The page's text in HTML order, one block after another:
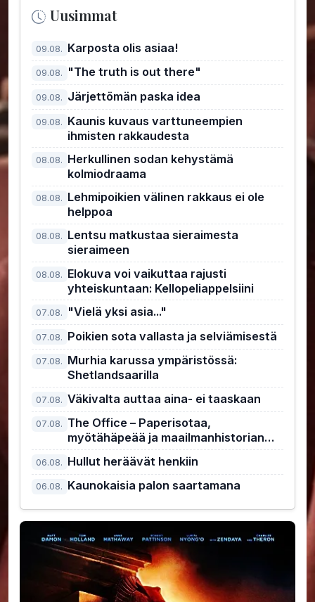
Uusimmat
09.08. Karposta olis asiaa!
09.08. "The truth is out there"
09.08. Järjettömän paska idea
09.08. Kaunis kuvaus varttuneempien
ihmisten rakkaudesta
08.08. Herkullinen sodan kehystämä
kolmiodraama
08.08. Lehmipoikien välinen rakkaus ei ole
helppoa
08.08. Lentsu matkustaa sieraimesta
sieraimeen
08.08. Elokuva voi vaikuttaa rajusti
yhteiskuntaan: Kellopeliappelsiini
07.08. "Vielä yksi asia..."
07.08. Poikien sota vallasta ja selviämisestä
07.08. Murhia karussa ympäristössä:
Shetlandsaarilla
07.08. Väkivalta auttaa aina- ei taaskaan
07.08. The Office – Paperisotaa,
myötähäpeää ja maailmanhistorian
kiusallisin pomo
06.08. Hullut heräävät henkiin
06.08. Kaunokaisia palon saartamana